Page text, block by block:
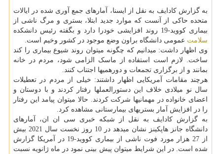
به گزارش کادایف به نقل از ایسنا، آمارهای جمع آوری شده در ایالات
متحده حاکی از آنست که موارد جدید ابتلا، بستری و مرگ ناشی از
بیماری کووید-19 روند افزایشی خودرا دارد و بگفته رئیس دانشکده
سلامت عمومی دانشگاه براون وضع موجود در کشور وخیم است.
وی اظهار داشت: میدانیم که چگونه میتوان روند شیوع بیماری را کند
ساخت. لازم است استفاده از ماسک الزامی شود، مردم در خانه
بمانند و از برگزاری تجمعات و دورهمیها اجتناب کنند.
هرچند مقامات آمریکایی اظهار داشتند: خیلی از مردم در تعطیلات
سال نو میلادی خلاف این دستورالعملها رفتار کردند و با دوستان و
اعضای خانواده در مهمانیها شرکت کردند. حالا میتوان پیامد این رفتار
را در افزایش آمار بستریهای بیمارستانی مشاهده کرد.
به گزارش کادایف به نقل از شبکه خبری سی ان ان، آمارهای
دانشگاه جانز هاپکینز نشان میدهد در 10 روز نخست سال 2021 بیش
از 27 هزار مورد فوت ناشی از بیماری کووید-19 در آمریکا گزارش
شده است. در این شرایط میتوان پیش بینی نمود در ماه ژانویه نسبت